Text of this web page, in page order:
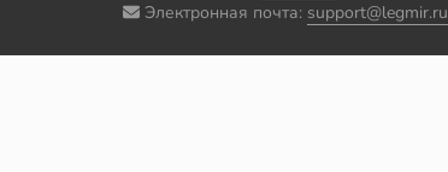
Электронная почта: support@legmir.ru